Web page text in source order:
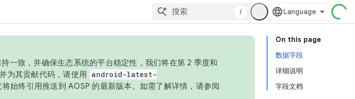
/
On this page
数据字段
详细说明
字段文档
一致，并确保生态系统的平台稳定性，我们将在第 2 季度和
为其贡献代码，请使用 android-latest-
始终引用推送到 AOSP 的最新版本。如需了解详情，请参阅